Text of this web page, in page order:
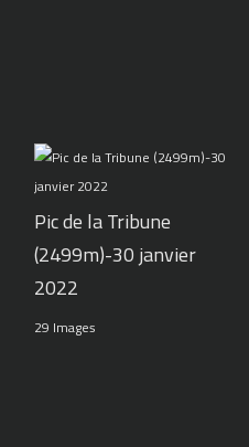
Pic de la Tribune
(2499m)-30 janvier
2022
29 Images